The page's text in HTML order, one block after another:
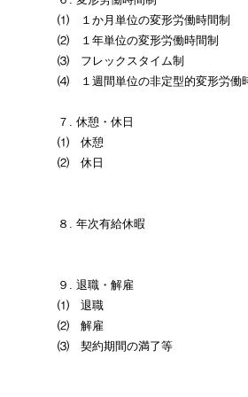
⑴ １か月単位の変形労働時間制
⑵ １年単位の変形労働時間制
⑶ フレックスタイム制
⑷ １週間単位の非定型的変形労働
７. 休憩・休日
⑴ 休憩
⑵ 休日
８. 年次有給休暇
９. 退職・解雇
⑴ 退職
⑵ 解雇
⑶ 契約期間の満了等